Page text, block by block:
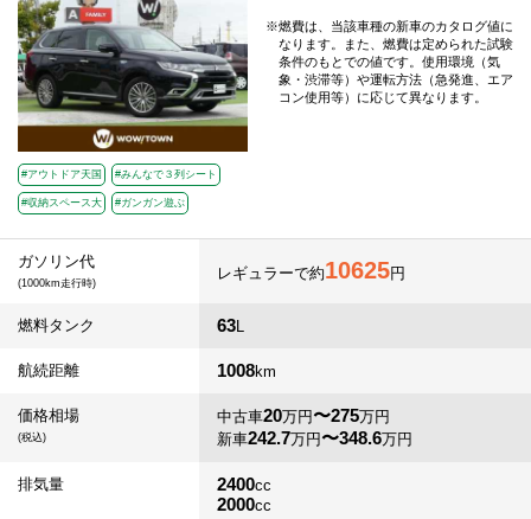
#アウトドア天国 #みんなで３列シート
#収納スペース大 #ガンガン遊ぶ
燃費は、当該車種の新車のカタログ値に
なります。また、燃費は定められた試験
条件のもとでの値です。使用環境（気
象・渋滞等）や運転方法（急発進、エア
コン使用等）に応じて異なります。
ガソリン代
(1000km走行時)
レギュラーで約10625円
燃料タンク 63L
航続距離 1008km
価格相場
(税込)
中古車20万円〜275万円
新車242.7万円〜348.6万円
排気量 2400cc
2000cc